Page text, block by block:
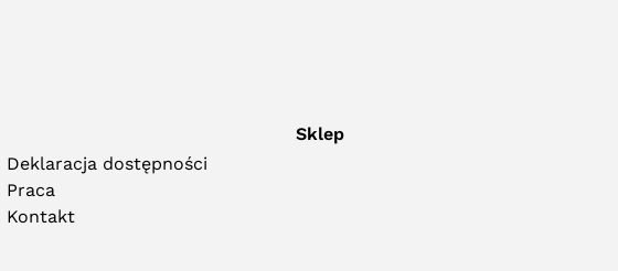
Deklaracja dostępności
Praca
Kontakt
Sklep